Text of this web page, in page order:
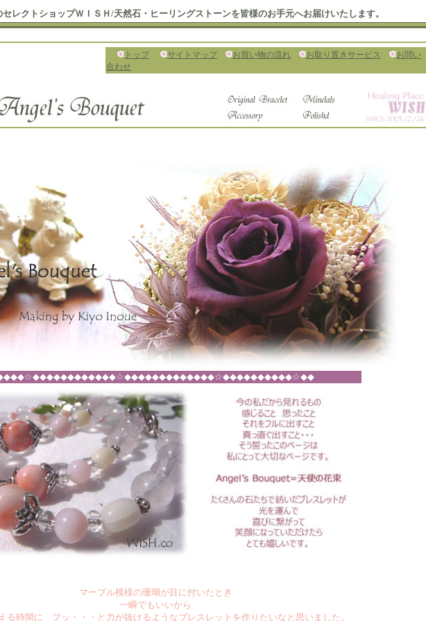
レクトショップＷＩＳＨ/天然石・ヒーリングストーンを皆様のお手元へお届けいたします。
トップ サイトマップ お買い物の流れ お取り置きサービス
お問い
合わせ
マーブル模様の珊瑚が目に付いたとき
一瞬でもいいから
る時間に フッ・・・と力が抜けるようなブレスレットを作りたいなと思いました。